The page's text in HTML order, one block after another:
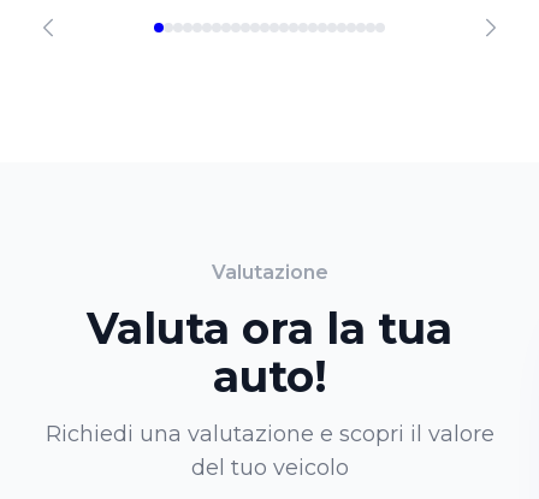
Valutazione
Valuta ora la tua
auto!
Richiedi una valutazione e scopri il valore
del tuo veicolo